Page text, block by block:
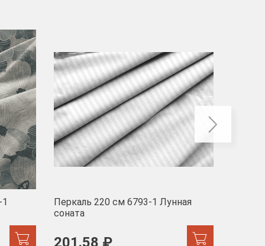
Перкаль 220 см 6793-1 Лунная
соната
201.58 ₽